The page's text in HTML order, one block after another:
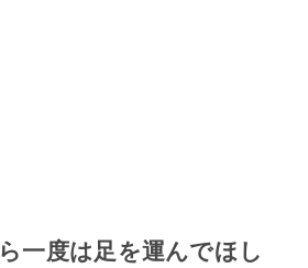
一度は足を運んでほし